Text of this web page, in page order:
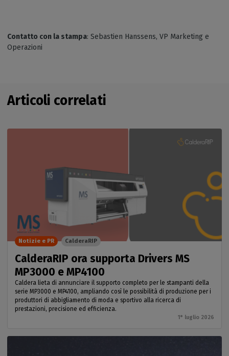
Contatto con la stampa: Sebastien Hanssens, VP Marketing e
Operazioni
Articoli correlati
CalderaRIP ora supporta Drivers MS
MP3000 e MP4100
Caldera lieta di annunciare il supporto completo per le stampanti della
serie MP3000 e MP4100, ampliando così le possibilità di produzione per i
produttori di abbigliamento di moda e sportivo alla ricerca di
prestazioni, precisione ed efficienza.
1° luglio 2026
Notizie e PR CalderaRIP